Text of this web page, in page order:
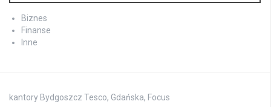
Biznes
Finanse
Inne
kantory Bydgoszcz Tesco, Gdańska, Focus